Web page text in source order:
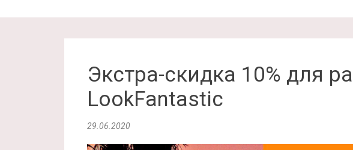
Экстра-скидка 10% для
LookFantastic
29.06.2020